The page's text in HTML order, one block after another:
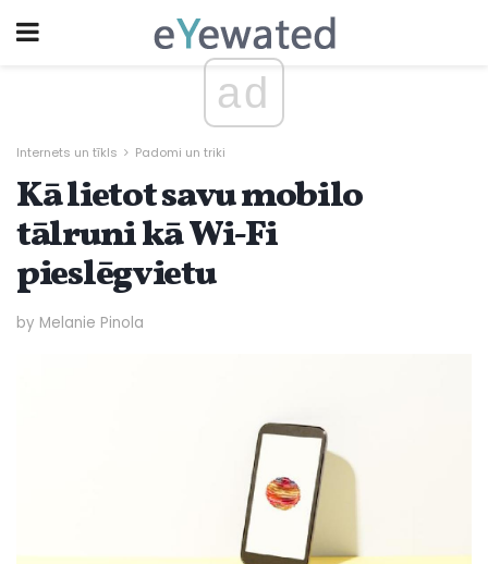
ad
Internets un tīkls Padomi un triki
Kā lietot savu mobilo
tālruni kā Wi-Fi
pieslēgvietu
by Melanie Pinola